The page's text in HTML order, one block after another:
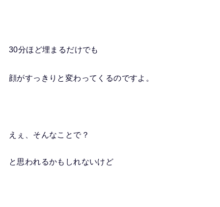
30分ほど埋まるだけでも
顔がすっきりと変わってくるのですよ。
えぇ、そんなことで？
と思われるかもしれないけど